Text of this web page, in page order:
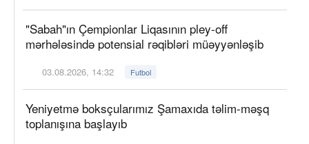
"Sabah"ın Çempionlar Liqasının pley-off
mərhələsində potensial rəqibləri müəyyənləşib
03.08.2026, 14:32 Futbol
Yeniyetmə boksçularımız Şamaxıda təlim-məşq
toplanışına başlayıb